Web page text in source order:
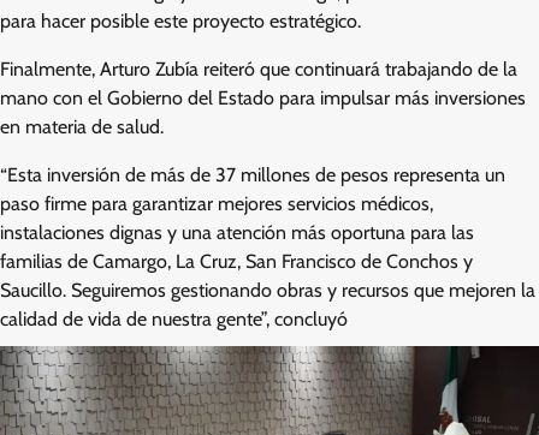
para hacer posible este proyecto estratégico.
Finalmente, Arturo Zubía reiteró que continuará trabajando de la
mano con el Gobierno del Estado para impulsar más inversiones
en materia de salud.
“Esta inversión de más de 37 millones de pesos representa un
paso firme para garantizar mejores servicios médicos,
instalaciones dignas y una atención más oportuna para las
familias de Camargo, La Cruz, San Francisco de Conchos y
Saucillo. Seguiremos gestionando obras y recursos que mejoren la
calidad de vida de nuestra gente”, concluyó